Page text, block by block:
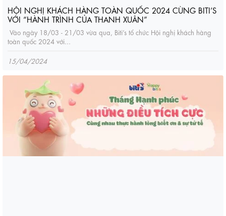
HỘI NGHỊ KHÁCH HÀNG TOÀN QUỐC 2024 CÙNG BITI’S
VỚI “HÀNH TRÌNH CỦA THANH XUÂN”
Vào ngày 18/03 - 21/03 vừa qua, Biti’s tổ chức Hội nghị khách hàng
toàn quốc 2024 với...
15/04/2024